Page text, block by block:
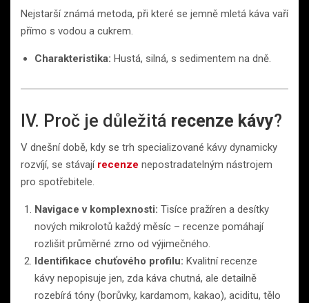
Nejstarší známá metoda, při které se jemně mletá káva vaří
přímo s vodou a cukrem.
Charakteristika: Hustá, silná, s sedimentem na dně.
IV. Proč je důležitá recenze kávy?
V dnešní době, kdy se trh specializované kávy dynamicky
rozvíjí, se stávají recenze nepostradatelným nástrojem
pro spotřebitele.
Navigace v komplexnosti: Tisíce pražíren a desítky
nových mikrolotů každý měsíc – recenze pomáhají
rozlišit průměrné zrno od výjimečného.
Identifikace chuťového profilu: Kvalitní recenze
kávy nepopisuje jen, zda káva chutná, ale detailně
rozebírá tóny (borůvky, kardamom, kakao), aciditu, tělo